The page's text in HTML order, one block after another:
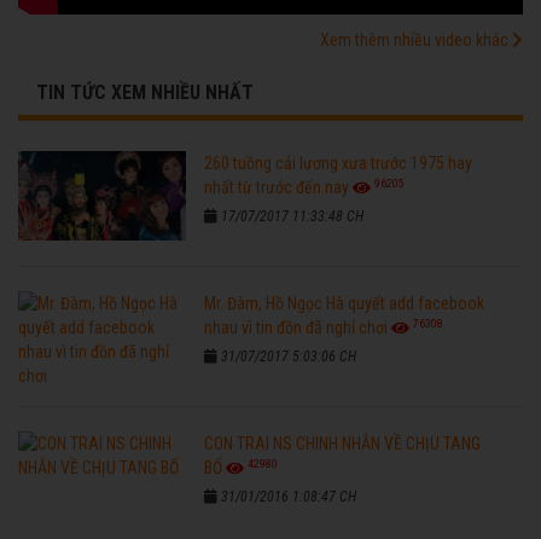
Xem thêm nhiều video khác
TIN TỨC XEM NHIỀU NHẤT
260 tuồng cải lương xưa trước 1975 hay
nhất từ trước đến nay
96205
17/07/2017 11:33:48 CH
Mr. Đàm, Hồ Ngọc Hà quyết add facebook
nhau vì tin đồn đã nghỉ chơi
76308
31/07/2017 5:03:06 CH
CON TRAI NS CHINH NHẪN VỀ CHỊU TANG
BỐ
42980
31/01/2016 1:08:47 CH